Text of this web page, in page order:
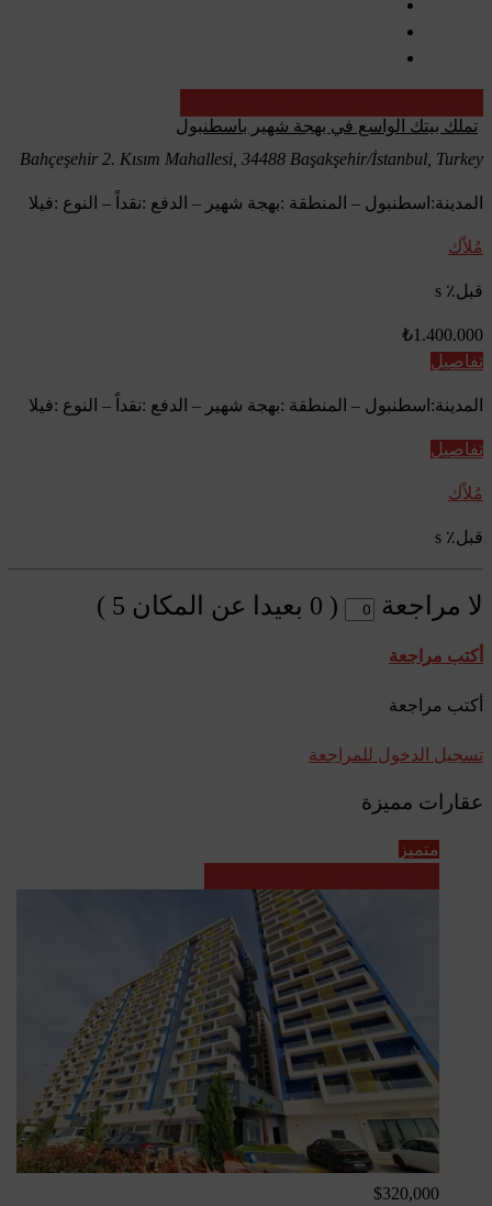
تملك بيتك الواسع في بهجة شهير باسطنبول
Bahçeşehir 2. Kısım Mahallesi, 34488 Başakşehir/İstanbul, Turkey
المدينة:اسطنبول – المنطقة :بهجة شهير – الدفع :نقداً – النوع :فيلا
مُلاّك
قبل٪ s
₺1.400.000
تفاصيل
المدينة:اسطنبول – المنطقة :بهجة شهير – الدفع :نقداً – النوع :فيلا
تفاصيل
مُلاّك
قبل٪ s
لا مراجعة (
0 بعيدا عن المكان 5
)
أكتب مراجعة
أكتب مراجعة
تسجيل الدخول للمراجعة
عقارات مميزة
متميز
$320,000